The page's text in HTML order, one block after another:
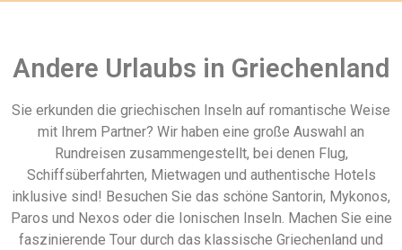
Andere Urlaubs in Griechenland
Sie erkunden die griechischen Inseln auf romantische Weise
mit Ihrem Partner? Wir haben eine große Auswahl an
Rundreisen zusammengestellt, bei denen Flug,
Schiffsüberfahrten, Mietwagen und authentische Hotels
inklusive sind! Besuchen Sie das schöne Santorin, Mykonos,
Paros und Nexos oder die Ionischen Inseln. Machen Sie eine
faszinierende Tour durch das klassische Griechenland und